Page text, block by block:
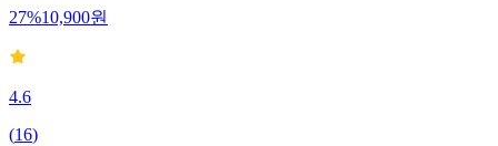
27%10,900원
4.6
(16)